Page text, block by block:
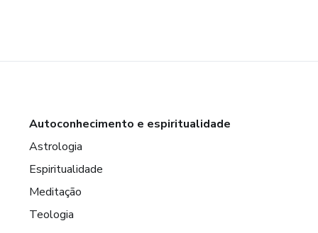
Autoconhecimento e espiritualidade
Astrologia
Espiritualidade
Meditação
Teologia